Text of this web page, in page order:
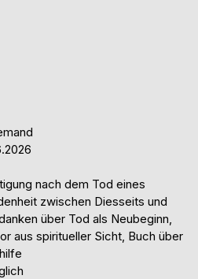
nach dem Tod eines
zwischen Diesseits und
über Tod als Neubeginn,
aus spiritueller Sicht, Buch über